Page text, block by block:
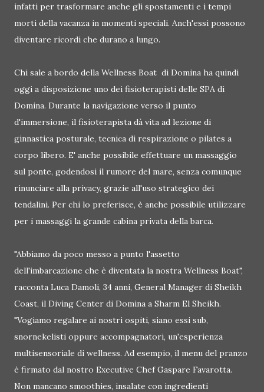
infatti per trasformare anche gli spostamenti e i tempi
morti della vacanza in momenti speciali. Anch'essi possono
diventare ricordi che durano a lungo.
Chi sale a bordo della Wellness Boat di Domina ha quindi
oggi a disposizione uno dei fisioterapisti delle SPA di
Domina. Durante la navigazione verso il punto
d'immersione, il fisioterapista dà vita ad lezione di
ginnastica posturale, tecnica di respirazione o pilates a
corpo libero. E' anche possibile effettuare un massaggio
sul ponte, godendosi il rumore del mare, senza comunque
rinunciare alla privacy, grazie all'uso strategico dei
tendalini. Per chi lo preferisce, è anche possibile utilizzare
per i massaggi la grande cabina privata della barca.
"Abbiamo da poco messo a punto l'assetto
dell'imbarcazione che è diventata la nostra Wellness Boat",
racconta Luca Damoli, 34 anni, General Manager di Sheikh
Coast, il Diving Center di Domina a Sharm El Sheikh.
"Vogiamo regalare ai nostri ospiti, siano essi sub,
snornekelisti oppure accompagnatori, un'esperienza
multisensoriale di wellness. Ad esempio, il menu del pranzo
è firmato dal nostro Executive Chef Gaspare Favarotta.
Non mancano smoothies, insalate con ingredienti